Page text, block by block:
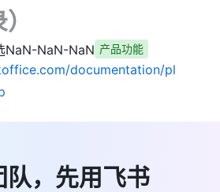
NaN-NaN-NaN 产品功能
documentation/pl
队，先用飞书